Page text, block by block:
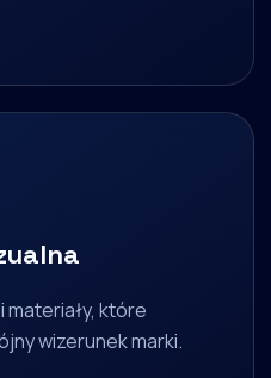
które
wizerunek marki.